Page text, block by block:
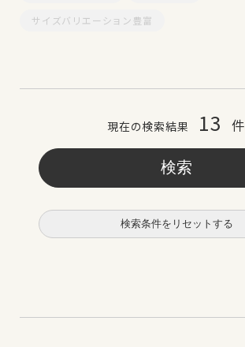
サイズバリエーション豊富
現在の検索結果 13 件
検索条件をリセットする